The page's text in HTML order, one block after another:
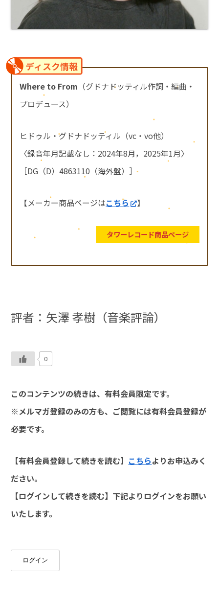
ディスク情報
Where to From （グドナドッティル作詞・編曲・
プロデュース）
ヒドゥル・グドナドッティル（vc・vo他）
〈録音年月記載なし：2024年8月，2025年1月〉
［DG（D）4863110（海外盤）］
【メーカー商品ページはこちら 】
タワーレコード商品ページ
評者：矢澤 孝樹（音楽評論）
0
このコンテンツの続きは、有料会員限定です。
※メルマガ登録のみの方も、ご閲覧には有料会員登録が
必要です。
【有料会員登録して続きを読む】 こちらよりお申込みく
ださい。
【ログインして続きを読む】下記よりログインをお願い
いたします。
ログイン